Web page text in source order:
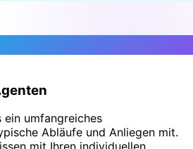
umfangreiches
Abläufe und Anliegen mit.